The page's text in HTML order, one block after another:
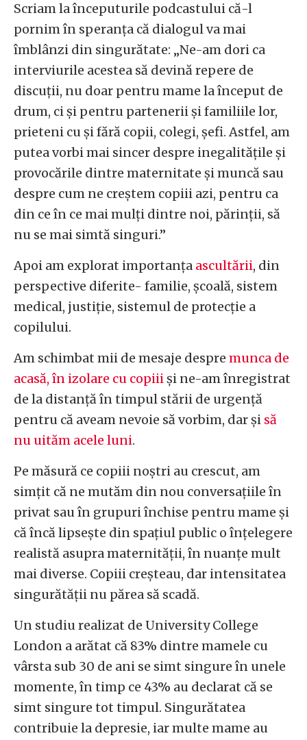
Scriam la începuturile podcastului că-l
pornim în speranța că dialogul va mai
îmblânzi din singurătate: „Ne-am dori ca
interviurile acestea să devină repere de
discuții, nu doar pentru mame la început de
drum, ci și pentru partenerii și familiile lor,
prieteni cu și fără copii, colegi, șefi. Astfel, am
putea vorbi mai sincer despre inegalitățile și
provocările dintre maternitate și muncă sau
despre cum ne creștem copiii azi, pentru ca
din ce în ce mai mulți dintre noi, părinții, să
nu se mai simtă singuri.”
Apoi am explorat importanța ascultării, din
perspective diferite- familie, școală, sistem
medical, justiție, sistemul de protecție a
copilului.
Am schimbat mii de mesaje despre munca de
acasă, în izolare cu copiiiși ne-am înregistrat
de la distanță în timpul stării de urgență
pentru că aveam nevoie să vorbim, dar și să
nu uităm acele luni.
Pe măsură ce copiii noștri au crescut, am
simțit că ne mutăm din nou conversațiile în
privat sau în grupuri închise pentru mame și
că încă lipsește din spațiul public o înțelegere
realistă asupra maternității, în nuanțe mult
mai diverse. Copiii creșteau, dar intensitatea
singurătății nu părea să scadă.
Un studiu realizat de University College
London a arătat că 83% dintre mamele cu
vârsta sub 30 de ani se simt singure în unele
momente, în timp ce 43% au declarat că se
simt singure tot timpul. Singurătatea
contribuie la depresie, iar multe mame au